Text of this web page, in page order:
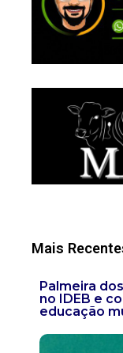
Mais
Palmeira
no IDEB e
educação